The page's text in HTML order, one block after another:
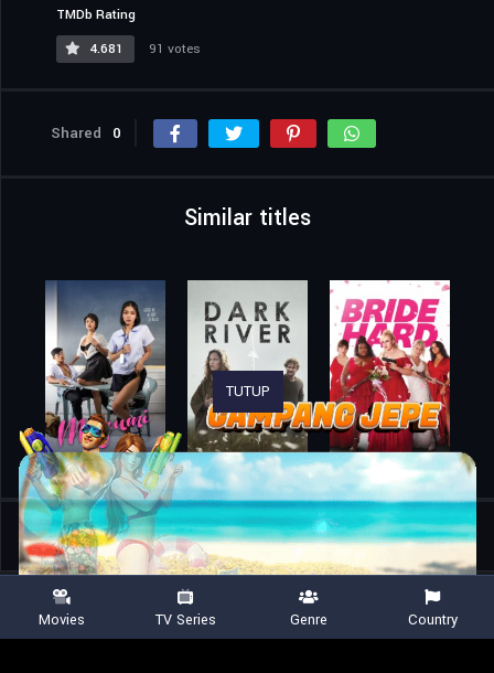
TMDb Rating
4.681
91 votes
Shared 0
Similar titles
Home Movies 97 Minutes
TUTUP
Movies TV Series Genre Country